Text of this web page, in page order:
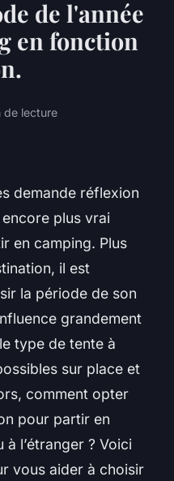
de l'année
en fonction
de lecture
demande réflexion
encore plus vrai
en camping. Plus
il est
la période de son
grandement
type de tente à
sur place et
comment opter
pour partir en
à l’étranger ? Voici
vous aider à choisir